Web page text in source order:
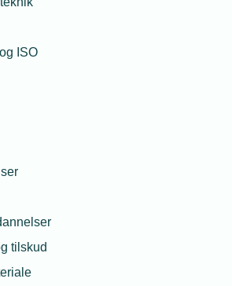
ISO
tilskud
aktiviteter
og kontrakter